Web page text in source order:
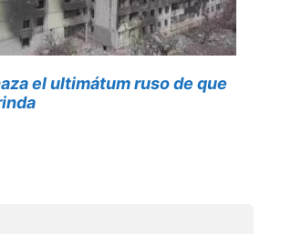
el ultimátum ruso de que